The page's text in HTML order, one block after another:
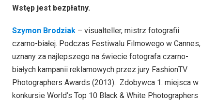
Wstęp jest bezpłatny.
Szymon Brodziak – visualteller, mistrz fotografii
czarno-białej. Podczas Festiwalu Filmowego w Cannes,
uznany za najlepszego na świecie fotografa czarno-
białych kampanii reklamowych przez jury FashionTV
Photographers Awards (2013). Zdobywca 1. miejsca w
konkursie World’s Top 10 Black & White Photographers